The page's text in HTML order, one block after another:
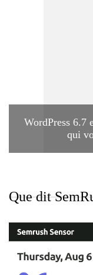
WordPress 6.7
qui
Que dit